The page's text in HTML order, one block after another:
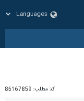
کد مطلب: 86167859